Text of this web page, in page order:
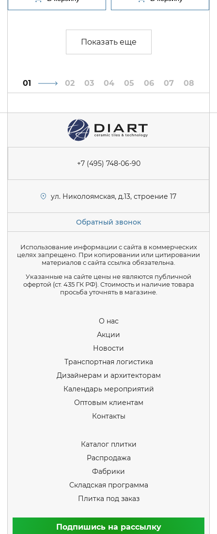
1 2 3 4 5 6 7 8
+7 (495) 748-06-90
ул. Николоямская, д.13, строение 17
Обратный звонок
Использование информации с сайта в коммерческих
целях запрещено. При копировании или цитировании
материалов с сайта ссылка обязательна.
Указанные на сайте цены не являются публичной
офертой (ст. 435 ГК РФ). Стоимость и наличие товара
просьба уточнять в магазине.
О нас
Акции
Новости
Транспортная логистика
Дизайнерам и архитекторам
Календарь мероприятий
Оптовым клиентам
Контакты
Каталог плитки
Распродажа
Фабрики
Складская программа
Плитка под заказ
Подпишись на рассылку